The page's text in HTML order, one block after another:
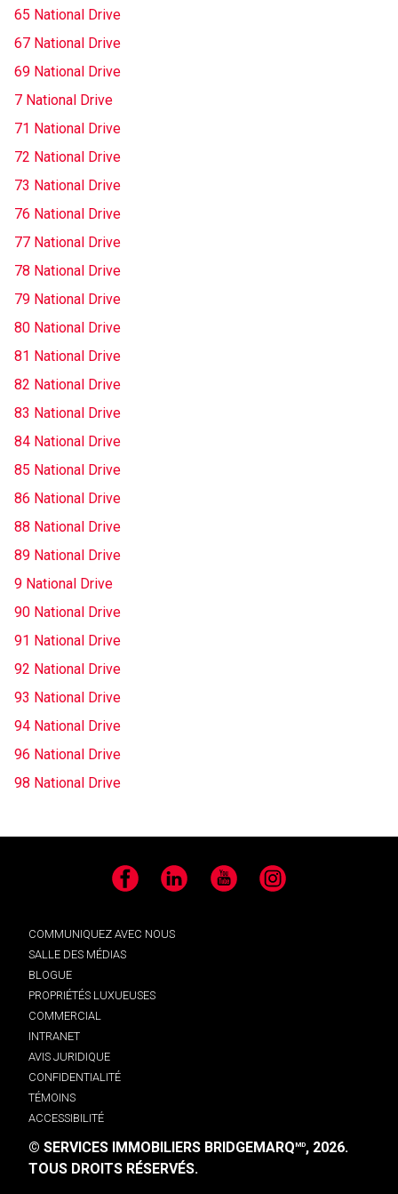
65 National Drive
67 National Drive
69 National Drive
7 National Drive
71 National Drive
72 National Drive
73 National Drive
76 National Drive
77 National Drive
78 National Drive
79 National Drive
80 National Drive
81 National Drive
82 National Drive
83 National Drive
84 National Drive
85 National Drive
86 National Drive
88 National Drive
89 National Drive
9 National Drive
90 National Drive
91 National Drive
92 National Drive
93 National Drive
94 National Drive
96 National Drive
98 National Drive
Facebook LinkedIn YouTube Instagram
COMMUNIQUEZ AVEC NOUS
SALLE DES MÉDIAS
BLOGUE
PROPRIÉTÉS LUXUEUSES
COMMERCIAL
INTRANET
AVIS JURIDIQUE
CONFIDENTIALITÉ
TÉMOINS
ACCESSIBILITÉ
© SERVICES IMMOBILIERS BRIDGEMARQMD, 2026.
TOUS DROITS RÉSERVÉS.